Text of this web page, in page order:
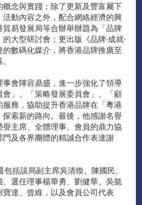
念與實踐；除了更新及豐富屬下
動內容之外，配合網絡經濟的興
易發展局等合辦舉辦題為「品牌
大型研討會；更出版《品牌‧成就‧
數碼化媒介，將香港品牌推廣至
會陣容鼎盛，進一步強化了領導
」、「策略發展委員會」、「顧
務，協助提升香港品牌在「粵港
索新的路向。最後，他感謝名譽
主席、全體理事、會員的鼎力協
及各界團體的精誠合作表達謝
括該局副主席吳清煥、陳國民、
選任理事楊華勇、劉健華、吳懿
達、曾維，以及會員公司代表